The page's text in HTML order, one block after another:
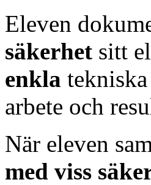
Eleven
säkerhet sitt
enkla
arbete och
När eleven
med viss